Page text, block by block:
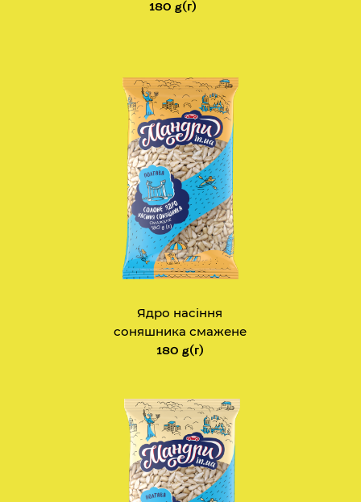
180 g(г)
Ядро насіння
соняшника смажене
180 g(г)